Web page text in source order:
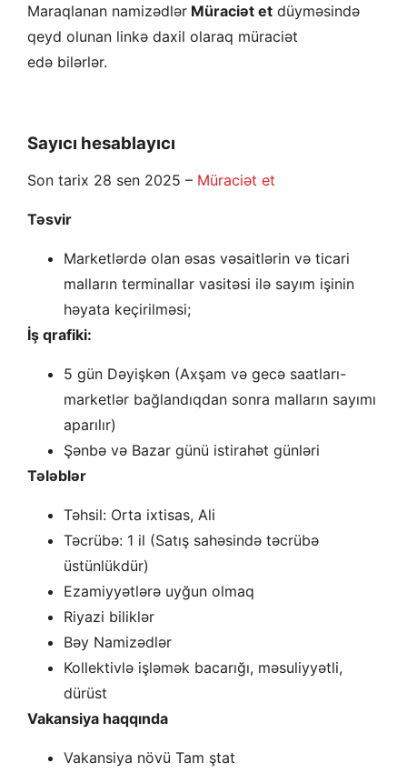
Maraqlanan namizədlər Müraciət et düyməsində
qeyd olunan linkə daxil olaraq müraciət
edə bilərlər.
Sayıcı hesablayıcı
Son tarix 28 sen 2025 – Müraciət et
Təsvir
Marketlərdə olan əsas vəsaitlərin və ticari
malların terminallar vasitəsi ilə sayım işinin
həyata keçirilməsi;
İş qrafiki:
5 gün Dəyişkən (Axşam və gecə saatları-
marketlər bağlandıqdan sonra malların sayımı
aparılır)
Şənbə və Bazar günü istirahət günləri
Tələblər
Təhsil: Orta ixtisas, Ali
Təcrübə: 1 il (Satış sahəsində təcrübə
üstünlükdür)
Ezamiyyətlərə uyğun olmaq
Riyazi biliklər
Bəy Namizədlər
Kollektivlə işləmək bacarığı, məsuliyyətli,
dürüst
Vakansiya haqqında
Vakansiya növü Tam ştat